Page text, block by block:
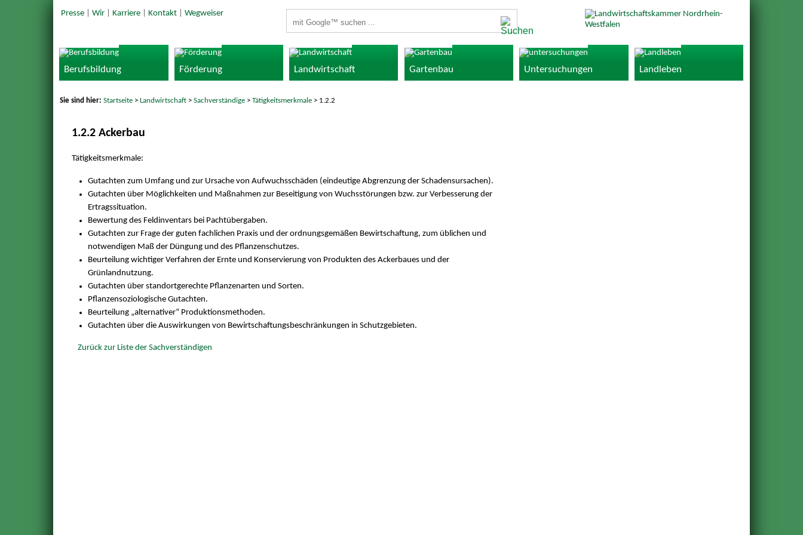
Presse| Wir| Karriere| Kontakt| Wegweiser
Berufsbildung Förderung Landwirtschaft Gartenbau Untersuchungen Landleben
Sie sind hier:Startseite >Landwirtschaft >Sachverständige >Tätigkeitsmerkmale > 1.2.2
1.2.2 Ackerbau
Tätigkeitsmerkmale:
Gutachten zum Umfang und zur Ursache von Aufwuchsschäden (eindeutige Abgrenzung der Schadensursachen).
Gutachten über Möglichkeiten und Maßnahmen zur Beseitigung von Wuchsstörungen bzw. zur Verbesserung der
Ertragssituation.
Bewertung des Feldinventars bei Pachtübergaben.
Gutachten zur Frage der guten fachlichen Praxis und der ordnungsgemäßen Bewirtschaftung, zum üblichen und
notwendigen Maß der Düngung und des Pflanzenschutzes.
Beurteilung wichtiger Verfahren der Ernte und Konservierung von Produkten des Ackerbaues und der
Grünlandnutzung.
Gutachten über standortgerechte Pflanzenarten und Sorten.
Pflanzensoziologische Gutachten.
Beurteilung „alternativer“ Produktionsmethoden.
Gutachten über die Auswirkungen von Bewirtschaftungsbeschränkungen in Schutzgebieten.
Zurück zur Liste der Sachverständigen